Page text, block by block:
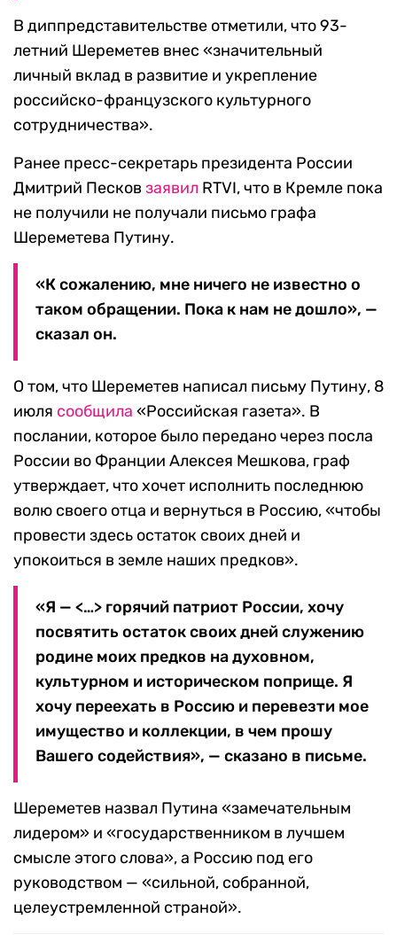
В диппредставительстве отметили, что 93-
летний Шереметев внес «значительный
личный вклад в развитие и укрепление
российско-французского культурного
сотрудничества».
Ранее пресс-секретарь президента России
Дмитрий Песков заявил RTVI, что в Кремле пока
не получили не получали письмо графа
Шереметева Путину.
«К сожалению, мне ничего не известно о
таком обращении. Пока к нам не дошло», —
сказал он.
О том, что Шереметев написал письму Путину, 8
июля сообщила «Российская газета». В
послании, которое было передано через посла
России во Франции Алексея Мешкова, граф
утверждает, что хочет исполнить последнюю
волю своего отца и вернуться в Россию, «чтобы
провести здесь остаток своих дней и
упокоиться в земле наших предков».
«Я — <…> горячий патриот России, хочу
посвятить остаток своих дней служению
родине моих предков на духовном,
культурном и историческом поприще. Я
хочу переехать в Россию и перевезти мое
имущество и коллекции, в чем прошу
Вашего содействия», — сказано в письме.
Шереметев назвал Путина «замечательным
лидером» и «государственником в лучшем
смысле этого слова», а Россию под его
руководством — «сильной, собранной,
целеустремленной страной».